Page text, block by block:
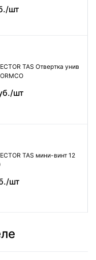
шт
TAS Отвертка унив
шт
TAS мини-винт 12
шт